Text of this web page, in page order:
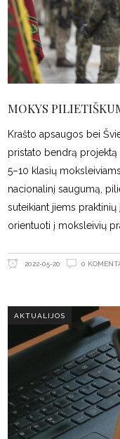
MOKYS
Krašto apsaugos bei
pristato bendrą
5–10 klasių
nacionalinį saugumą,
suteikiant jiems praktinių
orientuoti į moksleivių
2022-05-20 0
AKTUALIJOS